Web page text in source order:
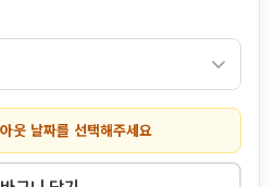
웃 날짜를 선택해주세요